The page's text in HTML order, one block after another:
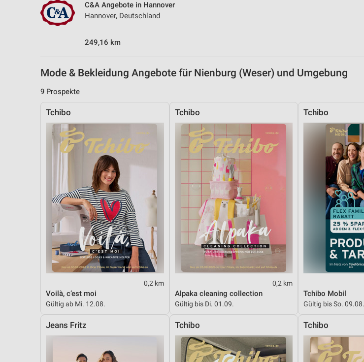
C&A Angebote in Hannover
Hannover, Deutschland
249,16 km
Mode & Bekleidung Angebote für Nienburg (Weser) und Umgebung
9 Prospekte
Tchibo
0,2 km
Voilà, c’est moi
Gültig ab Mi. 12.08.
Tchibo
0,2 km
Alpaka cleaning collection
Gültig bis Di. 01.09.
Tchibo
Tchibo Mobil
Gültig bis So. 09.08.
Jeans Fritz Tchibo Tchibo
IAB-Besonderheiten:
Verwendung genauer Standortdaten
Geräte anhand von aktiv angeforderten Informationen identifizieren